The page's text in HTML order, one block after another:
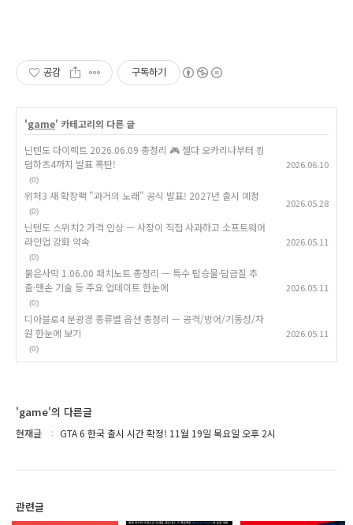
공감 구독하기
'game' 카테고리의 다른 글
닌텐도 다이렉트 2026.06.09 총정리 🎮 젤다 오카리나부터 킹
덤하츠4까지 발표 폭탄!
(0)
2026.06.10
위처3 새 확장팩 "과거의 노래" 공식 발표! 2027년 출시 예정
(0)
2026.05.28
닌텐도 스위치2 가격 인상 — 사장이 직접 사과하고 소프트웨어
라인업 강화 약속
(0)
2026.05.11
붉은사막 1.06.00 패치노트 총정리 — 특수 탑승물·담금질 추
출·맨손 기술 등 주요 업데이트 한눈에
(0)
2026.05.11
디아블로4 분광경 종류별 옵션 총정리 — 공격/방어/기동성/자
원 한눈에 보기
(0)
2026.05.11
'game'의 다른글
현재글 GTA 6 한국 출시 시간 확정! 11월 19일 목요일 오후 2시
관련글